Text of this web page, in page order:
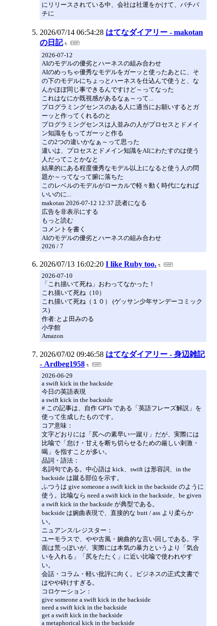
にリリースされている中、会社は社運をかけて、バチバ
チに
2026/07/14 06:54:28 はてなダイアリー - makotan
の日記
2026-07-12
AIのモデルの優劣とハーネスの組み合わせ
AIのめっちゃ優秀なモデルをガーッと使ったあとに、そ
の下のモデルにちょっとハーネスを仕込んで使うと、な
んかほぼ同じ事できるんですけど～ってなった
これはなにか既視感があるなぁ～って...
プログラミングセンスのある人に適当にお願いするとガ
ーッと作ってくれるのと
プログラミングセンスは人並みの人がプロセスとドメイ
ン知識をもってガーッと作る
この2つの違いかなぁ～って思った
違いは、プロセスとドメイン知識をAIにわたすのは使う
人だってことかなと
結果的にある程度優秀なモデル以上になると使う人の問
題か～ってなって腑に落ちた
このレベルのモデルがローカルで軽々動く時代になれば
いいのに...
makotan 2026-07-12 12:37 読者になる
広告を非表示にする
もっと読む
コメントを書く
AIのモデルの優劣とハーネスの組み合わせ
2026 / 7
2026/07/13 16:02:20 I like Ruby too.
2026-07-10
「これ描いて死ね」おわってなかった！
これ描いて死ね（10）
これ描いて死ね（１０） (ゲッサン少年サンデーコミック
ス)
作者:とよ田みのる
小学館
Amazon
2026/07/02 09:46:58 はてなダイアリー - 身辺雑記
- Ardbeg1958
2026-06-29
a swift kick in the backside
今日の英語表現
a swift kick in the backside
# この記事は、自作 GPTs である「英語フレーズ解説」を
使って生成したものです。
コア意味：
文字どおりには「尻への素早い一蹴り」だが、実際には
比喩で「怠け・甘えを断ち切らせるための厳しい刺激・
喝」を指すことが多い。
品詞・語法：
名詞句である。中心語は kick、swift は形容詞、in the
backside は蹴る部位を示す。
ふつうは give someone a swift kick in the backside のように
使う。比喩なら need a swift kick in the backside、be given
a swift kick in the backside が典型である。
backside は婉曲表現で、直接的な butt / ass より柔らか
い。
ニュアンス/レジスター：
ユーモラスで、やや古風・婉曲的な言い回しである。字
面は荒っぽいが、実際には本気の暴力というより「気合
いを入れる」「尻をたたく」に近い比喩で使われやす
い。
会話・コラム・軽い批評に向く。ビジネスの正式文書で
はやや砕けすぎる。
コロケーション：
give someone a swift kick in the backside
need a swift kick in the backside
get a swift kick in the backside
a metaphorical kick in the backside